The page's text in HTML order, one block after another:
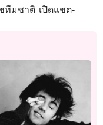
ทีมชาติ เปิดแชต-